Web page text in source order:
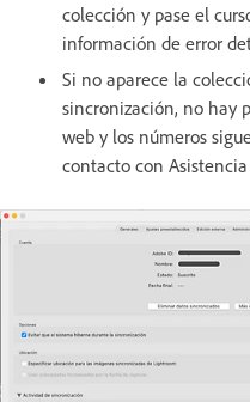
colección y pase el
información de error
Si no aparece la
sincronización, no hay
web y los números
contacto con